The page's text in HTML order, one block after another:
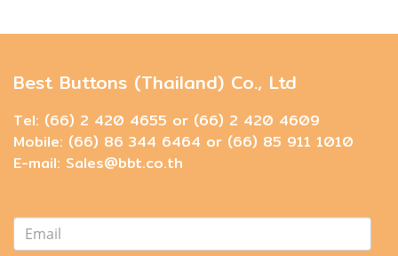
Best Buttons (Thailand) Co., Ltd
Tel: (66) 2 420 4655 or (66) 2 420 4609
Mobile: (66) 86 344 6464 or (66) 85 911 1010
E-mail: Sales@bbt.co.th